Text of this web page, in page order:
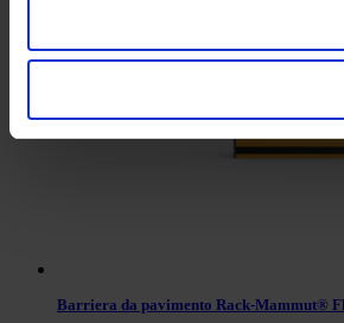
Barriera da pavimento Rack-Mammut®